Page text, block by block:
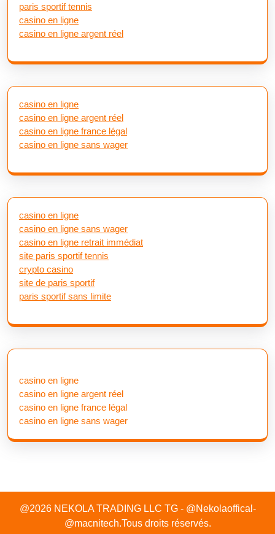
paris sportif tennis
casino en ligne
casino en ligne argent réel
casino en ligne
casino en ligne argent réel
casino en ligne france légal
casino en ligne sans wager
casino en ligne
casino en ligne sans wager
casino en ligne retrait immédiat
site paris sportif tennis
crypto casino
site de paris sportif
paris sportif sans limite
casino en ligne
casino en ligne argent réel
casino en ligne france légal
casino en ligne sans wager
@2026 NEKOLA TRADING LLC TG - @Nekolaoffical-
@macnitech.Tous droits réservés.